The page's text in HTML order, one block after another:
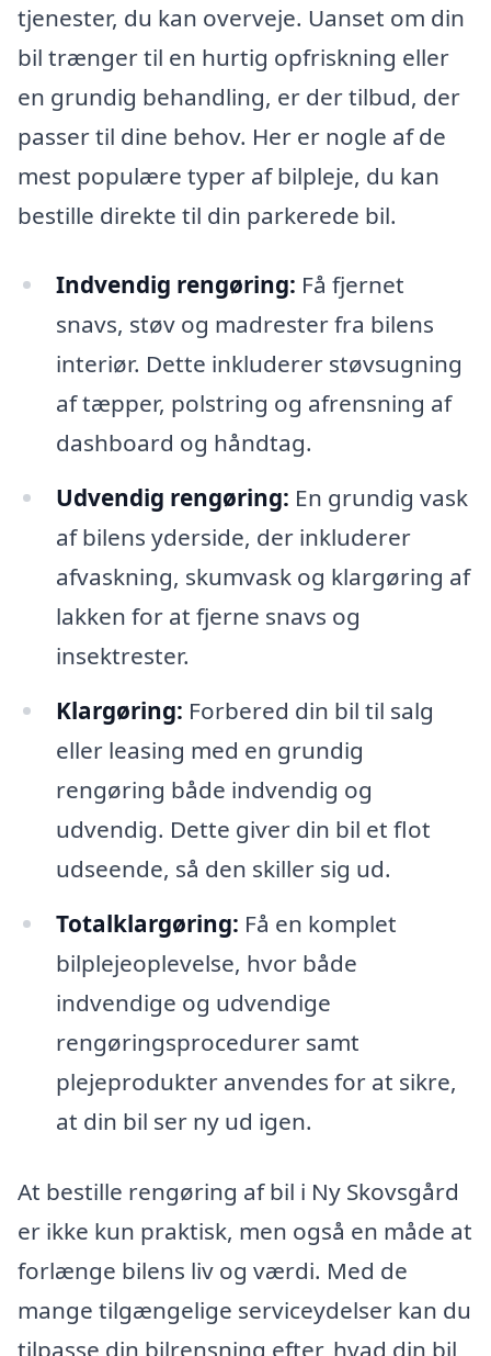
tjenester, du kan overveje. Uanset om din
bil trænger til en hurtig opfriskning eller
en grundig behandling, er der tilbud, der
passer til dine behov. Her er nogle af de
mest populære typer af bilpleje, du kan
bestille direkte til din parkerede bil.
Indvendig rengøring: Få fjernet
snavs, støv og madrester fra bilens
interiør. Dette inkluderer støvsugning
af tæpper, polstring og afrensning af
dashboard og håndtag.
Udvendig rengøring: En grundig vask
af bilens yderside, der inkluderer
afvaskning, skumvask og klargøring af
lakken for at fjerne snavs og
insektrester.
Klargøring: Forbered din bil til salg
eller leasing med en grundig
rengøring både indvendig og
udvendig. Dette giver din bil et flot
udseende, så den skiller sig ud.
Totalklargøring: Få en komplet
bilplejeoplevelse, hvor både
indvendige og udvendige
rengøringsprocedurer samt
plejeprodukter anvendes for at sikre,
at din bil ser ny ud igen.
At bestille rengøring af bil i Ny Skovsgård
er ikke kun praktisk, men også en måde at
forlænge bilens liv og værdi. Med de
mange tilgængelige serviceydelser kan du
tilpasse din bilrensning efter, hvad din bil